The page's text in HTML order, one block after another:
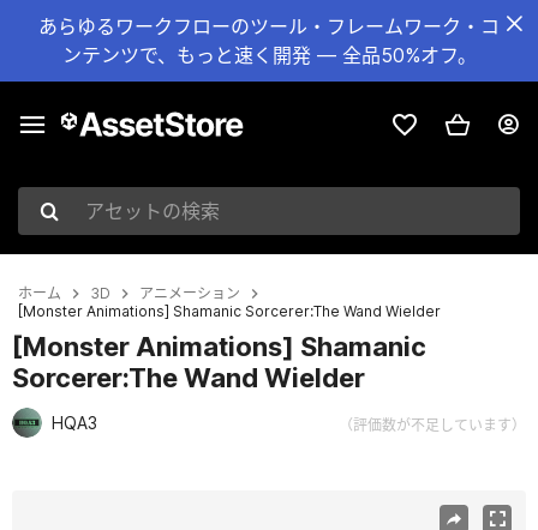
あらゆるワークフローのツール・フレームワーク・コ
ンテンツで、もっと速く開発 — 全品50%オフ。
アセットの検索
ホーム 3D
アニメーション
[Monster Animations] Shamanic Sorcerer:The Wand Wielder
[Monster Animations] Shamanic
Sorcerer:The Wand Wielder
HQA3 （評価数が不足しています）